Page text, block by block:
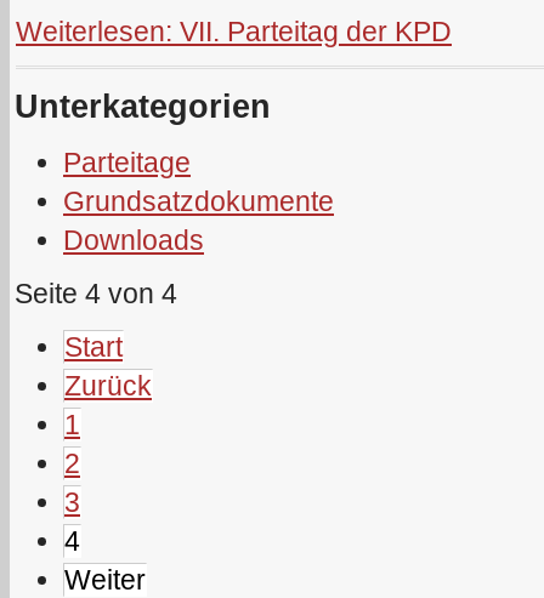
Weiterlesen: VII. Parteitag der KPD
Unterkategorien
Parteitage
Grundsatzdokumente
Downloads
Seite 4 von 4
Start
Zurück
1
2
3
4
Weiter